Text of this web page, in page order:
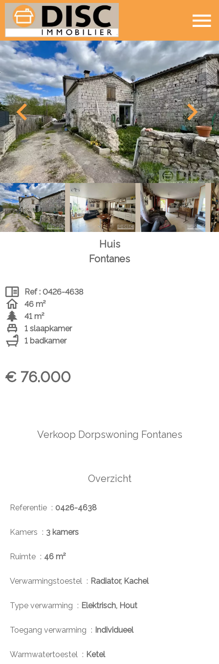
Huis
Fontanes
Ref : 0426-4638
46 m²
41 m²
1 slaapkamer
1 badkamer
€ 76.000
Verkoop Dorpswoning Fontanes
Overzicht
Referentie 0426-4638
Kamers 3 kamers
Ruimte 46 m²
Verwarmingstoestel Radiator, Kachel
Type verwarming Elektrisch, Hout
Toegang verwarming Individueel
Warmwatertoestel Ketel